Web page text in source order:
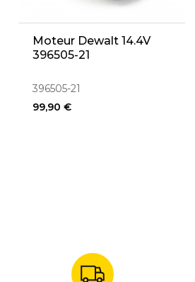
Moteur Dewalt 14.4V
396505-21
396505-21
99,90 €